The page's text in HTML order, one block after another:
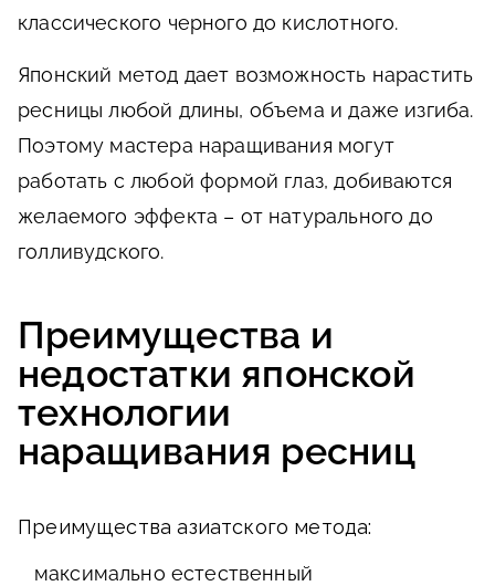
классического черного до кислотного.
Японский метод дает возможность нарастить
ресницы любой длины, объема и даже изгиба.
Поэтому мастера наращивания могут
работать с любой формой глаз, добиваются
желаемого эффекта – от натурального до
голливудского.
Преимущества и
недостатки японской
технологии
наращивания ресниц
Преимущества азиатского метода:
максимально естественный